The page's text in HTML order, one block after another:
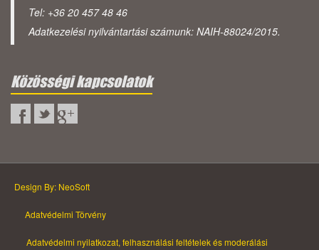
Tel: +36 20 457 48 46
Adatkezelési nyilvántartási számunk: NAIH-88024/2015.
Közösségi kapcsolatok
Design By: NeoSoft
Adatvédelmi Törvény
Adatvédelmi nyilatkozat, felhasználási feltételek és moderálási